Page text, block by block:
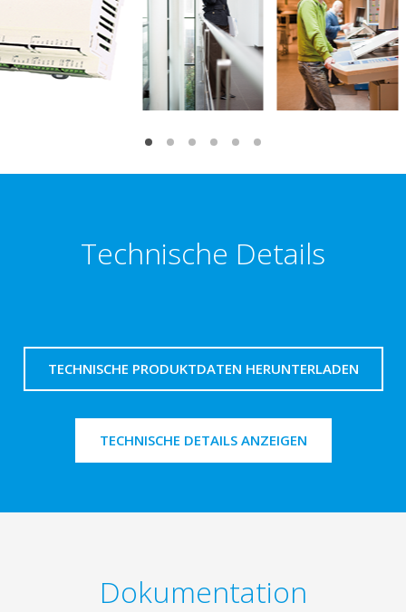
Technische Details
TECHNISCHE PRODUKTDATEN HERUNTERLADEN
TECHNISCHE DETAILS ANZEIGEN
Dokumentation